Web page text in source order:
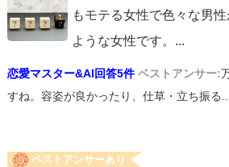
もモテる女性で色々な男
ような女性です。 ...
恋愛マスター&AI回答5件 ベストアンサー:
すね。容姿が良かったり、仕草・立ち振る
ベストアンサーあり